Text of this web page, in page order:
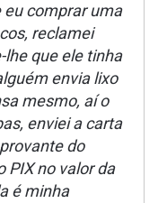
comprar uma
reclamei
que ele tinha
envia lixo
mesmo, aí o
enviei a carta
do
PIX no valor da
é minha